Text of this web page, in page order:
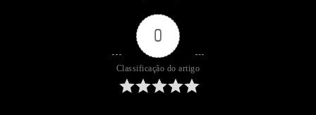
0
Classificação do artigo